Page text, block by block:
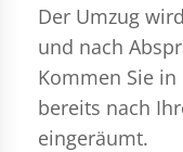
Der Umzug
und nach
Kommen Sie
bereits nach
eingeräumt.